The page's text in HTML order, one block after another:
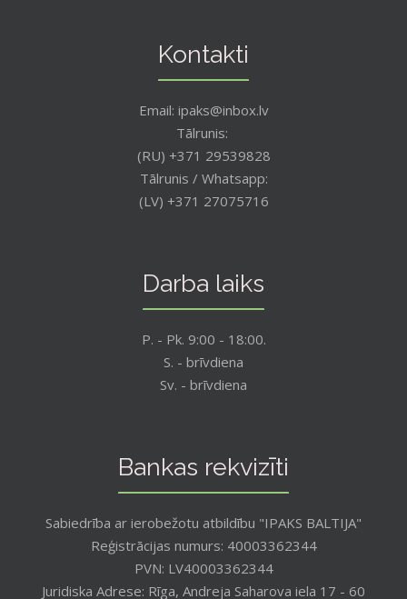
Kontakti
Email: ipaks@inbox.lv
Tālrunis:
(RU) +371 29539828
Tālrunis / Whatsapp:
(LV) +371 27075716
Darba laiks
P. - Pk. 9:00 - 18:00.
S. - brīvdiena
Sv. - brīvdiena
Bankas rekvizīti
Sabiedrība ar ierobežotu atbildību "IPAKS BALTIJA"
Reģistrācijas numurs: 40003362344
PVN: LV40003362344
Juridiska Adrese: Rīga, Andreja Saharova iela 17 - 60